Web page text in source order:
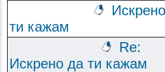
ти кажам
Re:
Искрено да ти кажам